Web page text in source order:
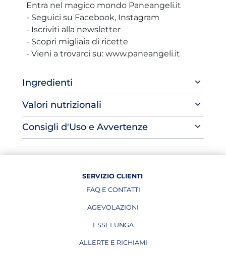
Entra nel magico mondo Paneangeli.it
- Seguici su Facebook, Instagram
- Iscriviti alla newsletter
- Scopri migliaia di ricette
- Vieni a trovarci su: www.paneangeli.it
Ingredienti
Valori nutrizionali
Consigli d'Uso e Avvertenze
SERVIZIO CLIENTI
FAQ E CONTATTI
AGEVOLAZIONI
ESSELUNGA
APRE IN UNA NUOVA PAGINA
ALLERTE E RICHIAMI
APRE IN UNA NUOVA PAGINA